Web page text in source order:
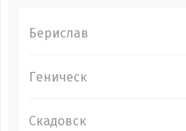
Берислав
Геническ
Скадовск